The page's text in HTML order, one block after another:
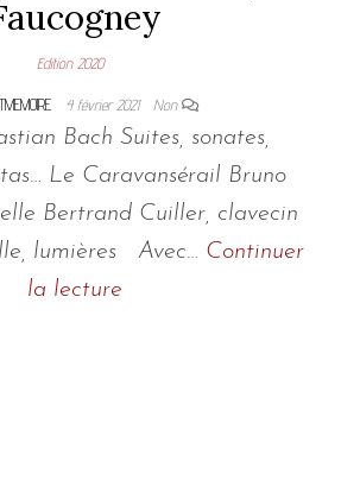
Edition 2020
4 février 2021 Non
Bach Suites, sonates,
Le Caravansérail Bruno
Bertrand Cuiller, clavecin
lumières Avec… Continuer
la lecture